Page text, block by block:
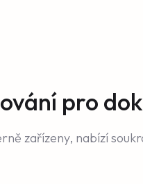
pro
zařízeny, nabízí